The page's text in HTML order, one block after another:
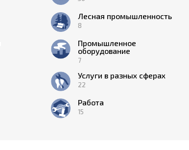
Лесная промышленность
8
Промышленное
оборудование
7
Услуги в разных сферах
22
Работа
15